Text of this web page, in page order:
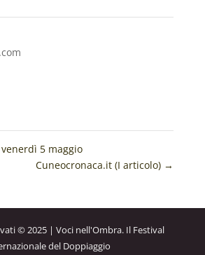
5 maggio
Cuneocronaca.it (I articolo) →
© 2025 | Voci nell'Ombra. Il Festival
del Doppiaggio